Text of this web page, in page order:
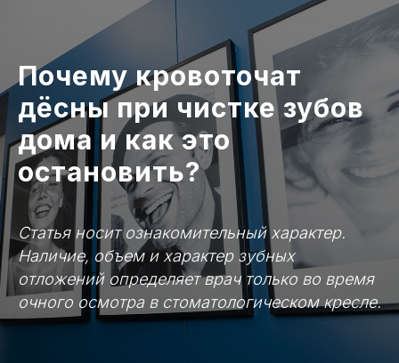
Почему кровоточат
дёсны при чистке зубов
дома и как это
остановить?
Статья носит ознакомительный характер.
Наличие, объем и характер зубных
отложений определяет врач только во время
очного осмотра в стоматологическом кресле.